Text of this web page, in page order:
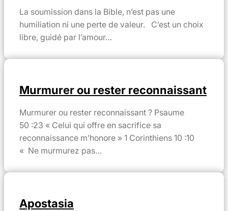
La soumission dans la Bible, n’est pas une
humiliation ni une perte de valeur. C’est un choix
libre, guidé par l’amour…
Murmurer ou rester reconnaissant
Murmurer ou rester reconnaissant ? Psaume
50 :23 « Celui qui offre en sacrifice sa
reconnaissance m’honore » 1 Corinthiens 10 :10
« Ne murmurez pas…
Apostasia